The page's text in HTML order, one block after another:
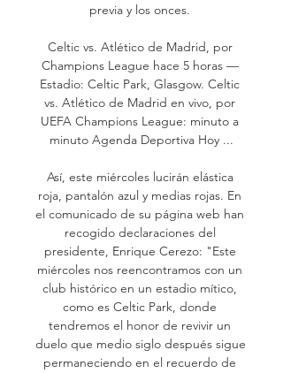
previa y los onces.
Celtic vs. Atlético de Madrid, por
Champions League hace 5 horas —
Estadio: Celtic Park, Glasgow. Celtic
vs. Atlético de Madrid en vivo, por
UEFA Champions League: minuto a
minuto Agenda Deportiva Hoy ...
Así, este miércoles lucirán elástica
roja, pantalón azul y medias rojas. En
el comunicado de su página web han
recogido declaraciones del
presidente, Enrique Cerezo: "Este
miércoles nos reencontramos con un
club histórico en un estadio mítico,
como es Celtic Park, donde
tendremos el honor de revivir un
duelo que medio siglo después sigue
permaneciendo en el recuerdo de